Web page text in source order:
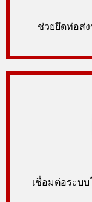
ช่วยยึดท่อส่
เชื่อมต่อระบบ